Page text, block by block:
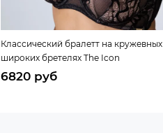
Классический бралетт на кружевных
широких бретелях The Icon
6820 руб